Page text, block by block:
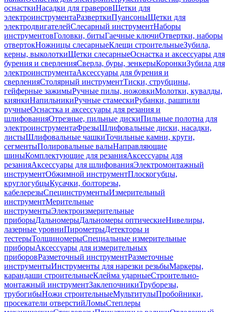
оснасткиНасадки для граверовЩетки для
электроинструментаРазверткиПуансоныЩетки для
электродвигателейСлесарный инструментНаборы
инструментовГоловки, битыГаечные ключиОтвертки, наборы
отвертокНожницы слесарныеКлещи строительныеЗубила,
керны, выколоткиЩетки слесарныеОснастка и аксессуары для
бурения и сверленияСверла, буры, зенкерыКоронкиЗубила для
электроинструментаАксессуары для бурения и
сверленияСтолярный инструментТиски, струбцины,
гейферные зажимыРучные пилы, ножовкиМолотки, кувалды,
киянкиНапильникиРучные стамескиРубанки, рашпили
ручныеОснастка и аксессуары для резания и
шлифованияОтрезные, пильные дискиПильные полотна для
электроинструментаФрезыШлифовальные диски, насадки,
листыШлифовальные чашкиТочильные камни, круги,
сегментыПолировальные валыНаправляющие
шиныКомплектующие для резанияАксессуары для
резанияАксессуары для шлифованияЭлектромонтажный
инструментОбжимной инструментПлоскогубцы,
круглогубцыКусачки, болторезы,
кабелерезыСпецинструментыИзмерительный
инструментМерительные
инструментыЭлектроизмерительные
приборыДальномерыДальномеры оптическиеНивелиры,
лазерные уровниПирометрыДетекторы и
тестерыТолщиномерыСпециальные измерительные
приборыАксессуары для измерительных
приборовРазметочный инструментРазметочные
инструментыИнструменты для нарезки резьбыМаркеры,
карандаши строительныеКлейма ударныеСтроительно-
монтажный инструментЗаклепочникиТруборезы,
трубогибыНожи строительныеМультитулыПробойники,
просекатели отверстийЛомыСтеплеры